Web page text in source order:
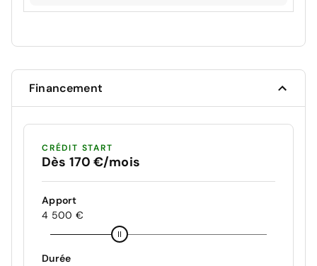
Financement
CRÉDIT START
Dès 170 €/mois
Apport
4 500 €
Durée